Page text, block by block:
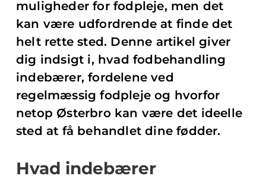
muligheder for fodpleje, men det
kan være udfordrende at finde det
helt rette sted. Denne artikel giver
dig indsigt i, hvad fodbehandling
indebærer, fordelene ved
regelmæssig fodpleje og hvorfor
netop Østerbro kan være det ideelle
sted at få behandlet dine fødder.
Hvad indebærer